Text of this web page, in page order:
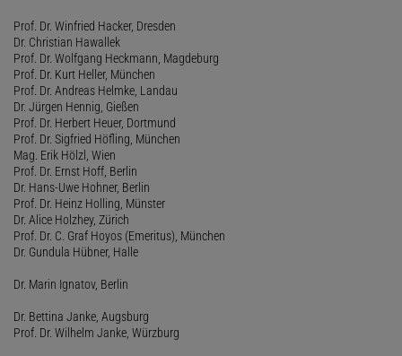
Prof. Dr. Winfried Hacker, Dresden
Dr. Christian Hawallek
Prof. Dr. Wolfgang Heckmann, Magdeburg
Prof. Dr. Kurt Heller, München
Prof. Dr. Andreas Helmke, Landau
Dr. Jürgen Hennig, Gießen
Prof. Dr. Herbert Heuer, Dortmund
Prof. Dr. Sigfried Höfling, München
Mag. Erik Hölzl, Wien
Prof. Dr. Ernst Hoff, Berlin
Dr. Hans-Uwe Hohner, Berlin
Prof. Dr. Heinz Holling, Münster
Dr. Alice Holzhey, Zürich
Prof. Dr. C. Graf Hoyos (Emeritus), München
Dr. Gundula Hübner, Halle
Dr. Marin Ignatov, Berlin
Dr. Bettina Janke, Augsburg
Prof. Dr. Wilhelm Janke, Würzburg